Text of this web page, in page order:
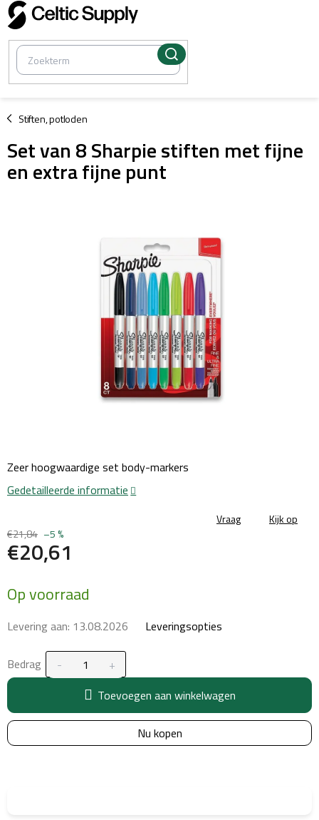
Overslaan
naar
inhoud
Stiften, potloden
/
Set van 8 Sharpie stiften met fijne
en extra fijne punt
€21,84 –5 %
€20,61
prijs:
Op voorraad
Levering aan: 13.08.2026 Leveringsopties
Bedrag
Toevoegen aan winkelwagen
Nu kopen
Zeer hoogwaardige set body-markers
Gedetailleerde informatie
Vraag Kijk op